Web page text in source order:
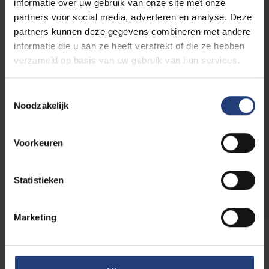
informatie over uw gebruik van onze site met onze
partners voor social media, adverteren en analyse. Deze
partners kunnen deze gegevens combineren met andere
informatie die u aan ze heeft verstrekt of die ze hebben
verzameld op basis van uw gebruik van hun services.
Noodzakelijk
Voorkeuren
Statistieken
Marketing
Download een
brochure
Ben je nog volop opleidingen aan het
verkennen en aan het vergelijken? Download
dan één of meerdere opleidingsbrochures. Zo